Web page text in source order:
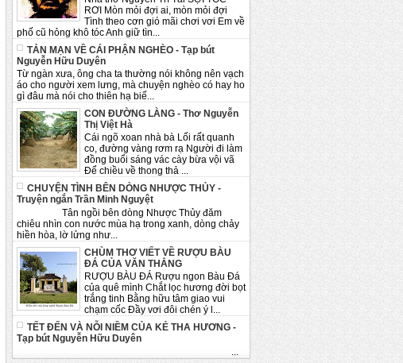
RƠI Mòn mỏi đợi ai, mòn mỏi đợi
Tình theo cơn gió mãi chơi vơi Em về
phố cũ hỏng khô tóc Anh giữ tìn...
TẢN MẠN VỀ CÁI PHẬN NGHÈO - Tạp bút
Nguyễn Hữu Duyên
Từ ngàn xưa, ông cha ta thường nói không nên vạch
áo cho người xem lưng, mà chuyện nghèo có hay ho
gì đâu mà nói cho thiên hạ biế...
CON ĐƯỜNG LÀNG - Thơ Nguyễn
Thị Việt Hà
Cái ngõ xoan nhà bà Lối rất quanh
co, đường vàng rơm rạ Người đi làm
đồng buổi sáng vác cày bừa vội vã
Để chiều về thong thả ...
CHUYỆN TÌNH BÊN DÒNG NHƯỢC THỦY -
Truyện ngắn Trần Minh Nguyệt
Tân ngồi bên dòng Nhược Thủy đăm
chiêu nhìn con nước mùa hạ trong xanh, dòng chảy
hiền hòa, lờ lửng như...
CHÙM THƠ VIẾT VỀ RƯỢU BÀU
ĐÁ CỦA VĂN THẮNG
RƯỢU BÀU ĐÁ Rượu ngon Bàu Đá
của quê mình Chắt lọc hương đời bọt
trắng tinh Bằng hữu tâm giao vui
chạm cốc Đầy vơi đôi chén ý l...
TẾT ĐẾN VÀ NỖI NIỀM CỦA KẺ THA HƯƠNG -
Tạp bút Nguyễn Hữu Duyên